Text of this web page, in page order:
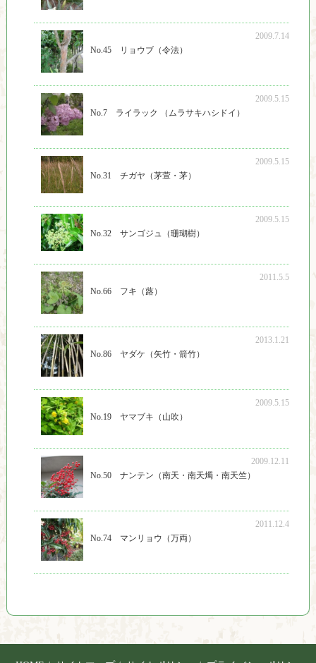
2009.7.14
No.45 リョウブ（令法）
2009.5.15
No.7 ライラック （ムラサキハシドイ）
2009.5.15
No.31 チガヤ（茅萱・茅）
2009.5.15
No.32 サンゴジュ（珊瑚樹）
2011.5.5
No.66 フキ（蕗）
2013.1.21
No.86 ヤダケ（矢竹・箭竹）
2009.5.15
No.19 ヤマブキ（山吹）
2009.12.11
No.50 ナンテン（南天・南天燭・南天竺）
2011.12.4
No.74 マンリョウ（万両）